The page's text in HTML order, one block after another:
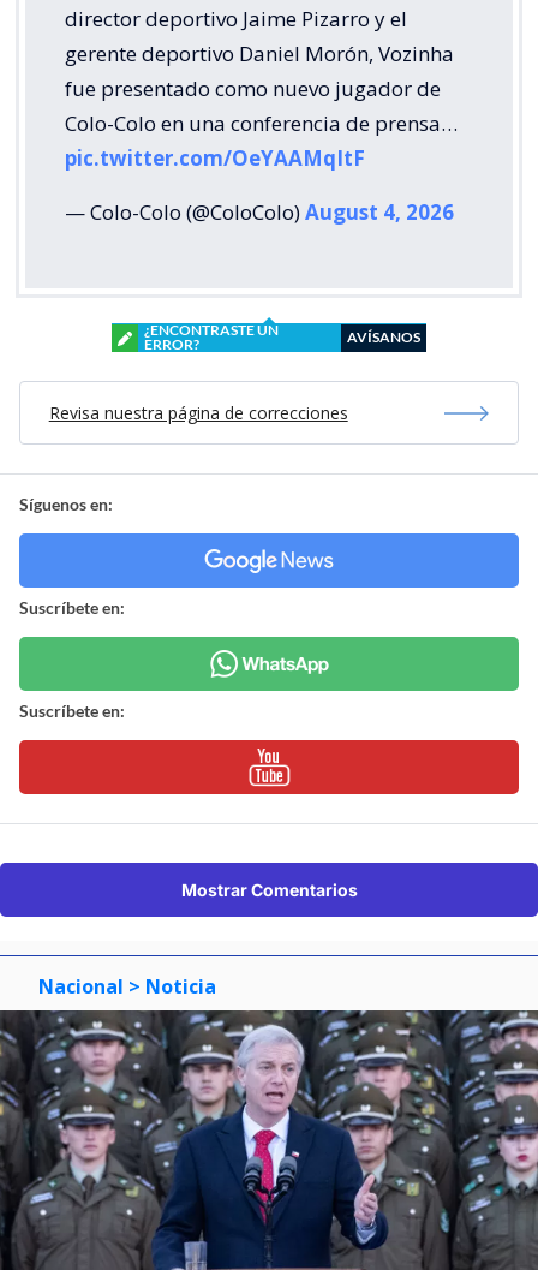
director deportivo Jaime Pizarro y el
gerente deportivo Daniel Morón, Vozinha
fue presentado como nuevo jugador de
Colo-Colo en una conferencia de prensa…
pic.twitter.com/OeYAAMqItF
— Colo-Colo (@ColoColo)August 4, 2026
¿ENCONTRASTE UN
ERROR?
AVÍSANOS
Revisa nuestra página de correcciones
Síguenos en:
Suscríbete en:
Suscríbete en:
Mostrar Comentarios
Nacional > Noticia